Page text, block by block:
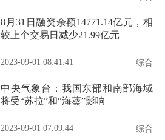
8月31日融资余额14771.14亿元，相
较上个交易日减少21.99亿元
2023-09-01 08:41:41 综合
中央气象台：我国东部和南部海域
将受“苏拉”和“海葵”影响
2023-09-01 07:09:44 综合